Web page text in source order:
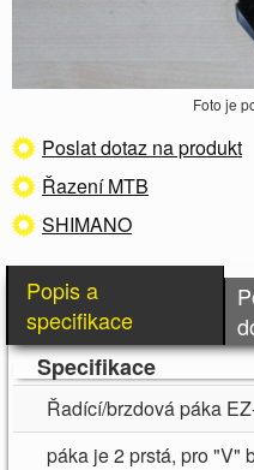
Foto je
Poslat dotaz na produkt
Řazení MTB
SHIMANO
Popis a
specifikace
Specifikace
Řadící/brzdová páka
páka je 2 prstá, pro "V"